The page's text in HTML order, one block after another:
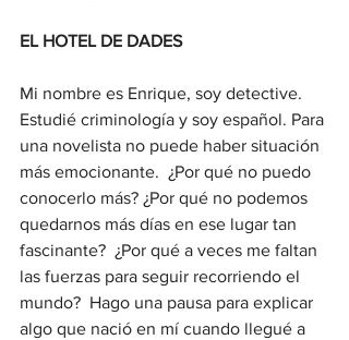
EL HOTEL DE DADES
Mi nombre es Enrique, soy detective.
Estudié criminología y soy español. Para
una novelista no puede haber situación
más emocionante.  ¿Por qué no puedo
conocerlo más? ¿Por qué no podemos
quedarnos más días en ese lugar tan
fascinante?  ¿Por qué a veces me faltan
las fuerzas para seguir recorriendo el
mundo?  Hago una pausa para explicar
algo que nació en mí cuando llegué a